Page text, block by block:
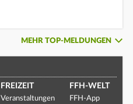
MEHR TOP-MELDUNGEN
FREIZEIT
Veranstaltungen
FFH-WELT
FFH-App